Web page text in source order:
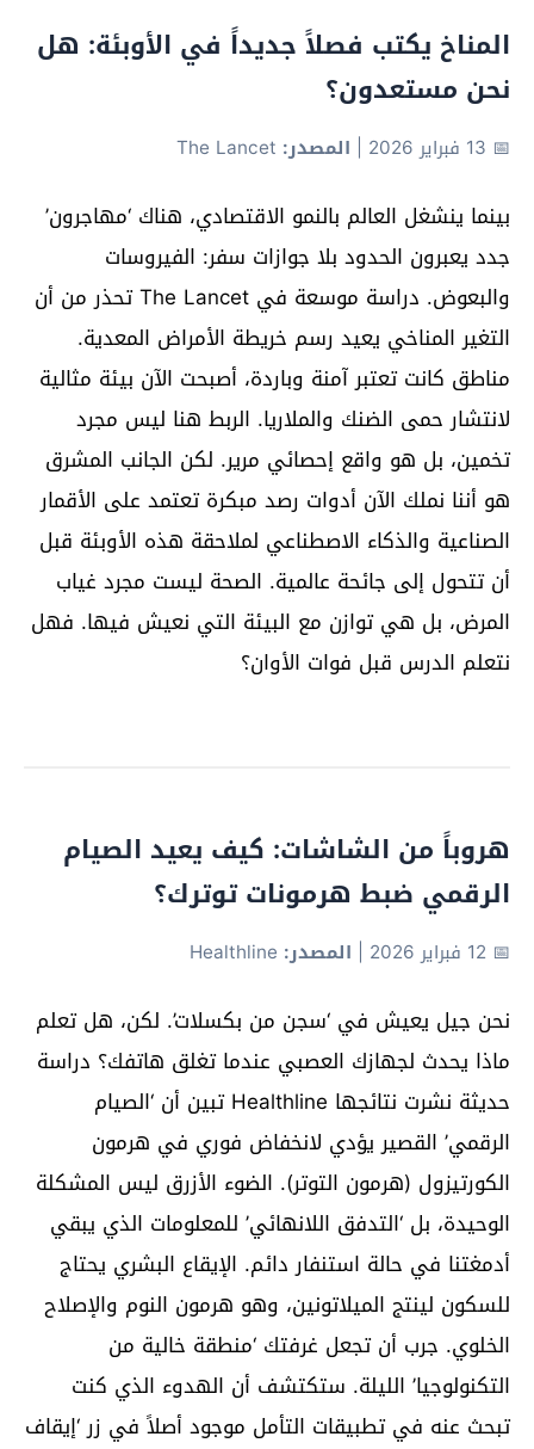
المناخ يكتب فصلاً جديداً في الأوبئة: هل
نحن مستعدون؟
📅 13 فبراير 2026 | المصدر:
بينما ينشغل العالم بالنمو الاقتصادي، هناك ‘مهاجرون’
جدد يعبرون الحدود بلا جوازات سفر: الفيروسات
والبعوض. دراسة موسعة في The Lancet تحذر من أن
التغير المناخي يعيد رسم خريطة الأمراض المعدية.
مناطق كانت تعتبر آمنة وباردة، أصبحت الآن بيئة مثالية
لانتشار حمى الضنك والملاريا. الربط هنا ليس مجرد
تخمين، بل هو واقع إحصائي مرير. لكن الجانب المشرق
هو أننا نملك الآن أدوات رصد مبكرة تعتمد على الأقمار
الصناعية والذكاء الاصطناعي لملاحقة هذه الأوبئة قبل
أن تتحول إلى جائحة عالمية. الصحة ليست مجرد غياب
المرض، بل هي توازن مع البيئة التي نعيش فيها. فهل
نتعلم الدرس قبل فوات الأوان؟
هروباً من الشاشات: كيف يعيد الصيام
الرقمي ضبط هرمونات توترك؟
📅 12 فبراير 2026 | المصدر:
نحن جيل يعيش في ‘سجن من بكسلات’. لكن، هل تعلم
ماذا يحدث لجهازك العصبي عندما تغلق هاتفك؟ دراسة
حديثة نشرت نتائجها Healthline تبين أن ‘الصيام
الرقمي’ القصير يؤدي لانخفاض فوري في هرمون
الكورتيزول (هرمون التوتر). الضوء الأزرق ليس المشكلة
الوحيدة، بل ‘التدفق اللانهائي’ للمعلومات الذي يبقي
أدمغتنا في حالة استنفار دائم. الإيقاع البشري يحتاج
للسكون لينتج الميلاتونين، وهو هرمون النوم والإصلاح
الخلوي. جرب أن تجعل غرفتك ‘منطقة خالية من
التكنولوجيا’ الليلة. ستكتشف أن الهدوء الذي كنت
تبحث عنه في تطبيقات التأمل موجود أصلاً في زر ‘إيقاف